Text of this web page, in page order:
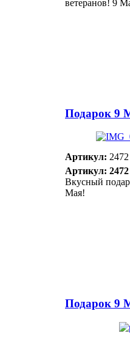
ветеранов! 9
Подарок 9
Артикул: 2472
Артикул: 2472
Вкусный
Мая!
Подарок 9